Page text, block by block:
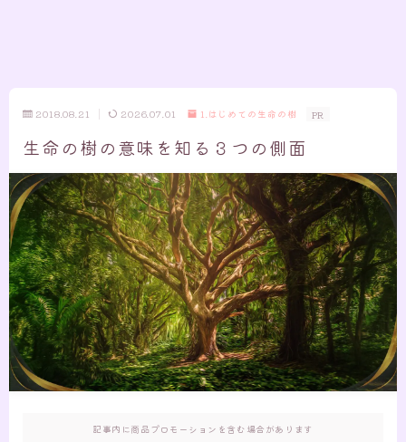
2018.08.21 2026.07.01 1.はじめての生命の樹 PR
生命の樹の意味を知る３つの側面
記事内に商品プロモーションを含む場合があります